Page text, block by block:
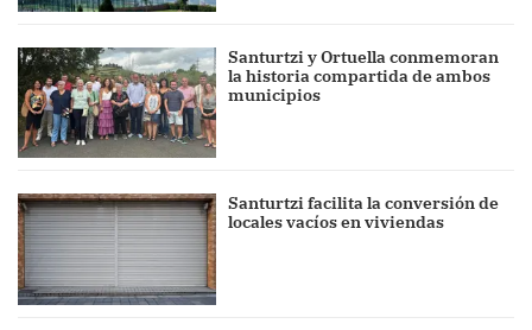
Santurtzi y Ortuella conmemoran
la historia compartida de ambos
municipios
Santurtzi facilita la conversión de
locales vacíos en viviendas